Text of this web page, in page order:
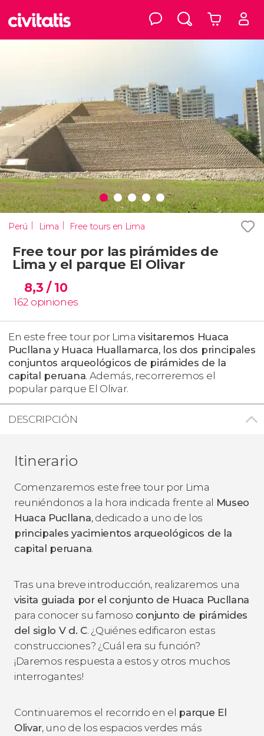
Perú Lima Free tours en Lima
Free tour por las pirámides de
Lima y el parque El Olivar
8,3/ 10
162 opiniones
En este free tour por Limavisitaremos Huaca
Pucllana y Huaca Huallamarca, los dos principales
conjuntos arqueológicos de pirámides de la
capital peruana. Además, recorreremos el
popular parque El Olivar.
DESCRIPCIÓN
Itinerario
Comenzaremos este free tour por Lima
reuniéndonos a la hora indicada frente al Museo
Huaca Pucllana, dedicado a uno de los
principales yacimientos arqueológicos de la
capital peruana.
Tras una breve introducción, realizaremos una
visita guiada por el conjunto de Huaca Pucllana
para conocer su famoso conjunto de pirámides
del siglo V d. C. ¿Quiénes edificaron estas
construcciones? ¿Cuál era su función?
¡Daremos respuesta a estos y otros muchos
interrogantes!
Continuaremos el recorrido en el parque El
Olivar, uno de los espacios verdes más